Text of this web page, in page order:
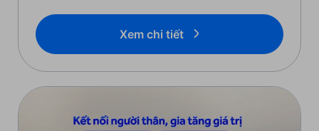
Xem chi tiết